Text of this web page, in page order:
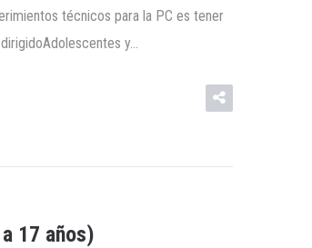
técnicos para la PC es tener
y…
17 años)